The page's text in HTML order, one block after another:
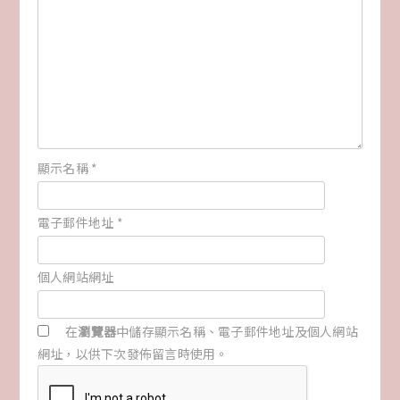
顯示名稱 *
電子郵件地址 *
個人網站網址
在瀏覽器中儲存顯示名稱、電子郵件地址及個人網站
網址，以供下次發佈留言時使用。